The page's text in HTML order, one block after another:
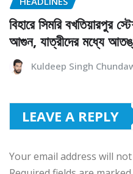
বিহারে সিমরি বখতিয়ারপুর
আগুন, যাত্রীদের মধ্যে
Kuldeep Singh
LEAVE A REPLY
Your email address will